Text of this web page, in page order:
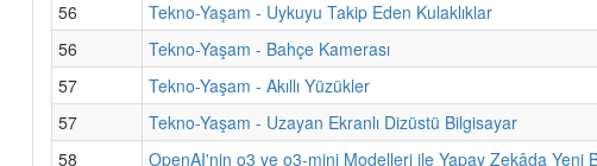
56
Tekno-Yaşam - Uykuyu Takip Eden Kulaklıklar
56
Tekno-Yaşam - Bahçe Kamerası
57
Tekno-Yaşam - Akıllı Yüzükler
57
Tekno-Yaşam - Uzayan Ekranlı Dizüstü Bilgisayar
58
OpenAI'nin o3 ve o3-mini Modelleri ile Yapay Zekâda Yeni